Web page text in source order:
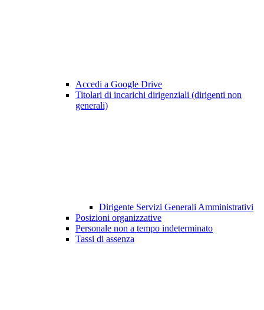
Accedi a Google Drive
Titolari di incarichi dirigenziali (dirigenti non
generali)
Dirigente Servizi Generali Amministrativi
Posizioni organizzative
Personale non a tempo indeterminato
Tassi di assenza